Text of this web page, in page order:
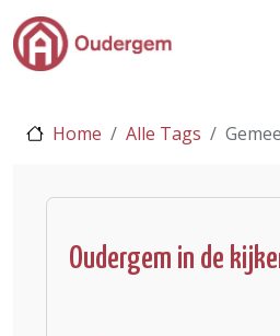
Ga naar de hoofdinhoud
eLoket
Leven in Oudergem
Home Alle Tags
Oudergem in de